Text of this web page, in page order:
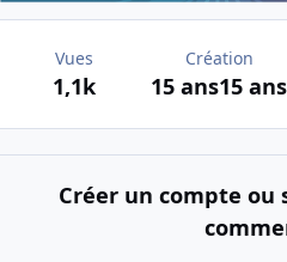
Vues
1,1k
Création
15 ans15 ans
Créer un compte ou